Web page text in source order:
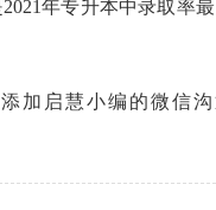
年专升本中录取率
加启慧小编的微信沟